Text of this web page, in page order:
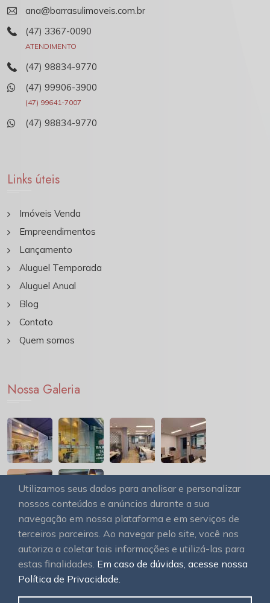
Utilizamos seus dados para analisar e personalizar
nossos conteúdos e anúncios durante a sua
navegação em nossa plataforma e em serviços de
terceiros parceiros. Ao navegar pelo site, você nos
autoriza a coletar tais informações e utilizá-las para
estas finalidades. Em caso de dúvidas, acesse nossa
Política de Privacidade.
ana@barrasulimoveis.com.br
(47) 3367-0090
ATENDIMENTO
(47) 98834-9770
(47) 99906-3900
(47) 99641-7007
(47) 98834-9770
Links úteis
Imóveis Venda
Empreendimentos
Lançamento
Aluguel Temporada
Aluguel Anual
Blog
Contato
Quem somos
Nossa Galeria
OAWEB site e sistemas para imobiliárias
os direitos reservados.